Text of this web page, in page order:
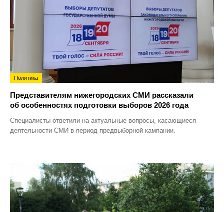
Политика
Представителям нижегородских СМИ рассказали
об особенностях подготовки выборов 2026 года
Специалисты ответили на актуальные вопросы, касающиеся
деятельности СМИ в период предвыборной кампании.